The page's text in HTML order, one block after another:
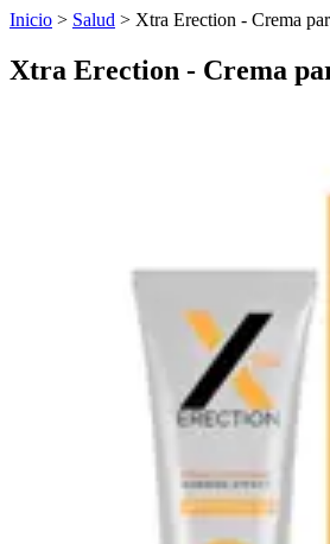
Inicio > Salud > Xtra Erection - Crema
Xtra Erection - Crema